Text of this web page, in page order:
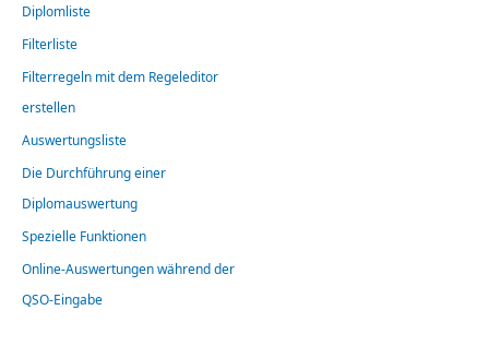
Diplomliste
Filterliste
Filterregeln mit dem Regeleditor
erstellen
Auswertungsliste
Die Durchführung einer
Diplomauswertung
Spezielle Funktionen
Online-Auswertungen während der
QSO-Eingabe